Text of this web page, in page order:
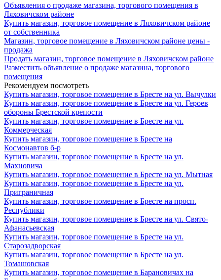
Объявления о продаже магазина, торгового помещения в
Ляховичском районе
Купить магазин, торговое помещение в Ляховичском районе
от собственника
Магазин, торговое помещение в Ляховичском районе цены -
продажа
Продать магазин, торговое помещение в Ляховичском районе
Разместить объявление о продаже магазина, торгового
помещения
Рекомендуем посмотреть
Купить магазин, торговое помещение в Бресте на ул. Вычулки
Купить магазин, торговое помещение в Бресте на ул. Героев
обороны Брестской крепости
Купить магазин, торговое помещение в Бресте на ул.
Коммерческая
Купить магазин, торговое помещение в Бресте на
Космонавтов б-р
Купить магазин, торговое помещение в Бресте на ул.
Махновича
Купить магазин, торговое помещение в Бресте на ул. Мытная
Купить магазин, торговое помещение в Бресте на ул.
Приграничная
Купить магазин, торговое помещение в Бресте на просп.
Республики
Купить магазин, торговое помещение в Бресте на ул. Свято-
Афанасьевская
Купить магазин, торговое помещение в Бресте на ул.
Старозадворская
Купить магазин, торговое помещение в Бресте на ул.
Томашовская
Купить магазин, торговое помещение в Барановичах на